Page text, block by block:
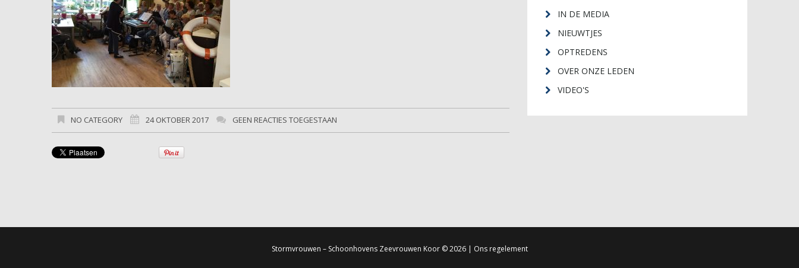
NO CATEGORY 24 OKTOBER 2017 GEEN REACTIES TOEGESTAAN
IN DE MEDIA
NIEUWTJES
OPTREDENS
OVER ONZE LEDEN
VIDEO'S
Stormvrouwen – Schoonhovens Zeevrouwen Koor© 2026 | Ons regelement